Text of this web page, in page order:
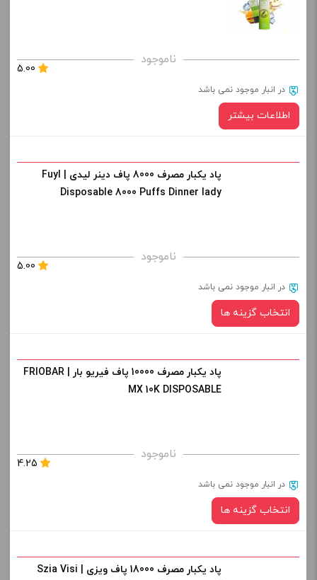
برای فعال شدن سبد خرید و نمایش قیمت ، گزینه های محصول را
+
ناموجود
5.00
در انبار موجود نمی باشد
اطلاعات بیشتر
پاد یکبار مصرف 8000 پاف دینر لیدی | Fuyl
Disposable 8000 Puffs Dinner lady
ناموجود
5.00
در انبار موجود نمی باشد
انتخاب گزینه ها
طعم:
برای فعال شدن سبد خرید و نمایش قیمت ، گزینه های محصول را
+
پاد یکبار مصرف 10000 پاف فیریو بار | FRIOBAR
MX 10K DISPOSABLE
ناموجود
4.25
در انبار موجود نمی باشد
انتخاب گزینه ها
طعم:
پاد یکبار مصرف 18000 پاف ویزی | Szia Visi